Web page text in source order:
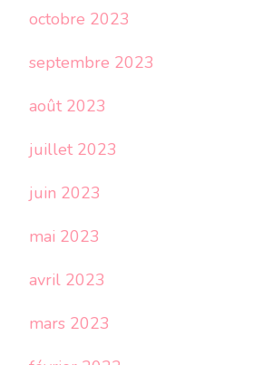
octobre 2023
septembre 2023
août 2023
juillet 2023
juin 2023
mai 2023
avril 2023
mars 2023